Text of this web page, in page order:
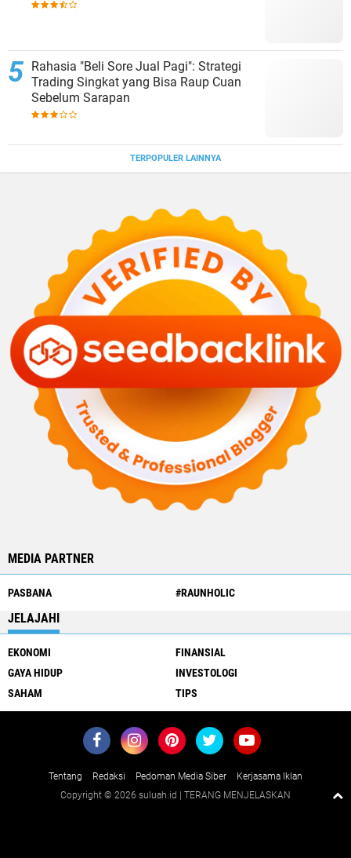
Rahasia "Beli Sore Jual Pagi": Strategi
Trading Singkat yang Bisa Raup Cuan
Sebelum Sarapan
TERPOPULER LAINNYA
MEDIA PARTNER
PASBANA #RAUNHOLIC
JELAJAHI
EKONOMI
FINANSIAL
GAYA HIDUP
INVESTOLOGI
SAHAM
TIPS
Tentang Redaksi Pedoman Media Siber
Kerjasama Iklan
Copyright © 2026 suluah.id | TERANG MENJELASKAN